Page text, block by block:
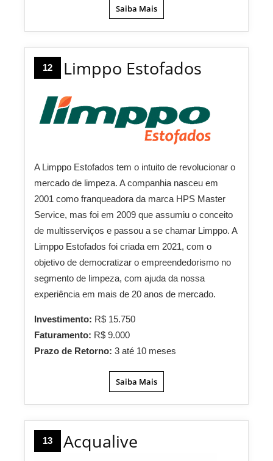
Saiba Mais
12 Limppo Estofados
A Limppo Estofados tem o intuito de revolucionar o
mercado de limpeza. A companhia nasceu em
2001 como franqueadora da marca HPS Master
Service, mas foi em 2009 que assumiu o conceito
de multisserviços e passou a se chamar Limppo. A
Limppo Estofados foi criada em 2021, com o
objetivo de democratizar o empreendedorismo no
segmento de limpeza, com ajuda da nossa
experiência em mais de 20 anos de mercado.
Investimento: R$ 15.750
Faturamento: R$ 9.000
Prazo de Retorno: 3 até 10 meses
Saiba Mais
13 Acqualive